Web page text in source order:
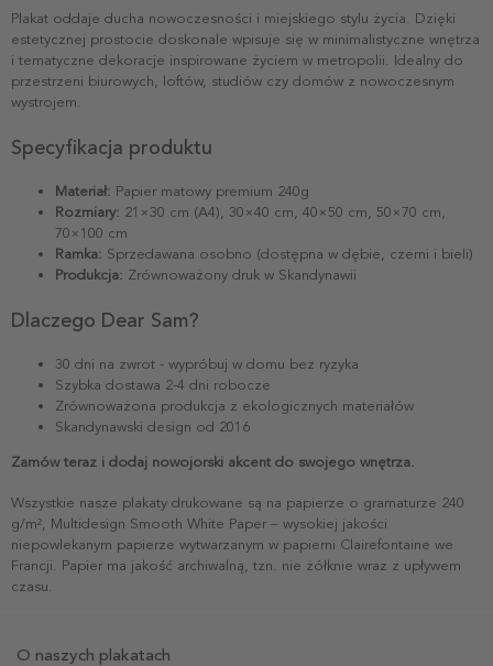
Plakat oddaje ducha nowoczesności i miejskiego stylu życia. Dzięki
estetycznej prostocie doskonale wpisuje się w minimalistyczne wnętrza
i tematyczne dekoracje inspirowane życiem w metropolii. Idealny do
przestrzeni biurowych, loftów, studiów czy domów z nowoczesnym
wystrojem.
Specyfikacja produktu
Materiał: Papier matowy premium 240g
Rozmiary: 21×30 cm (A4), 30×40 cm, 40×50 cm, 50×70 cm,
70×100 cm
Ramka: Sprzedawana osobno (dostępna w dębie, czerni i bieli)
Produkcja: Zrównoważony druk w Skandynawii
Dlaczego Dear Sam?
30 dni na zwrot - wypróbuj w domu bez ryzyka
Szybka dostawa 2-4 dni robocze
Zrównoważona produkcja z ekologicznych materiałów
Skandynawski design od 2016
Zamów teraz i dodaj nowojorski akcent do swojego wnętrza.
Wszystkie nasze plakaty drukowane są na papierze o gramaturze 240
g/m², Multidesign Smooth White Paper – wysokiej jakości
niepowlekanym papierze wytwarzanym w papierni Clairefontaine we
Francji. Papier ma jakość archiwalną, tzn. nie żółknie wraz z upływem
czasu.
O naszych plakatach